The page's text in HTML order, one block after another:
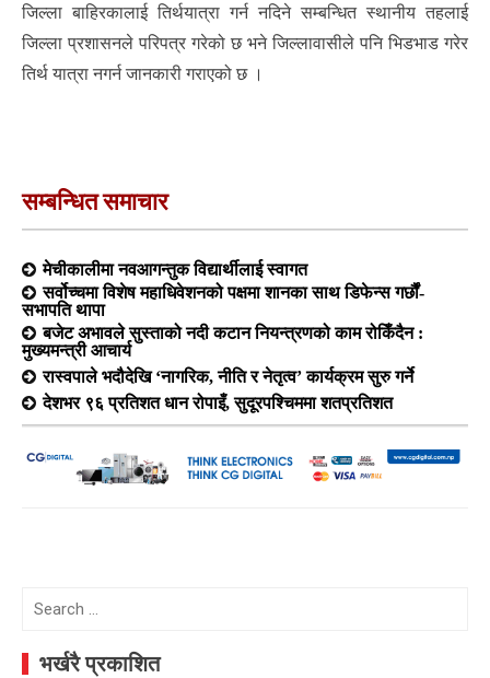
जिल्ला बाहिरकालाई तिर्थयात्रा गर्न नदिने सम्बन्धित स्थानीय तहलाई
जिल्ला प्रशासनले परिपत्र गरेको छ भने जिल्लावासीले पनि भिडभाड गरेर
तिर्थ यात्रा नगर्न जानकारी गराएको छ ।
सम्बन्धित समाचार
मेचीकालीमा नवआगन्तुक विद्यार्थीलाई स्वागत
सर्वोच्चमा विशेष महाधिवेशनको पक्षमा शानका साथ डिफेन्स गर्छौं-
सभापति थापा
बजेट अभावले सुस्ताको नदी कटान नियन्त्रणको काम रोकिँदैन :
मुख्यमन्त्री आचार्य
रास्वपाले भदौदेखि ‘नागरिक, नीति र नेतृत्व’ कार्यक्रम सुरु गर्ने
देशभर ९६ प्रतिशत धान रोपाइँ, सुदूरपश्चिममा शतप्रतिशत
Search
भर्खरै प्रकाशित